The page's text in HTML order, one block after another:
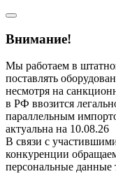
Внимание!
Мы работаем в
поставлять
несмотря на
в РФ ввозится
параллельным
актуальна на 10.08.26
В связи с
конкуренции
персональные данные